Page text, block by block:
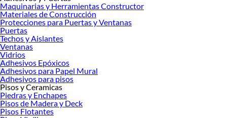
Maquinarias y Herramientas Constructor
Materiales de Construcción
Protecciones para Puertas y Ventanas
Puertas
Techos y Aislantes
Ventanas
Vidrios
Adhesivos Epóxicos
Adhesivos para Papel Mural
Adhesivos para pisos
Pisos y Ceramicas
Piedras y Enchapes
Pisos de Madera y Deck
Pisos Flotantes